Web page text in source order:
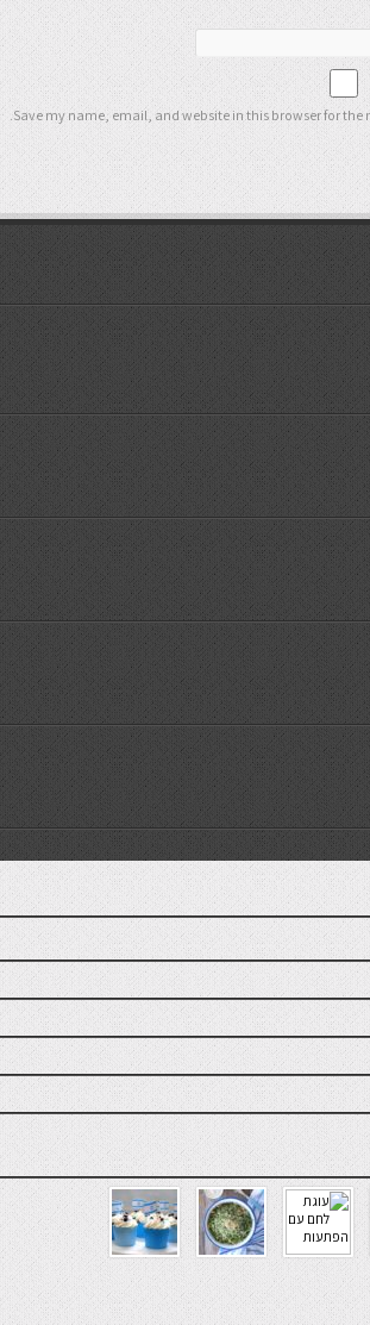
Save my name, email, and website in this browser for the